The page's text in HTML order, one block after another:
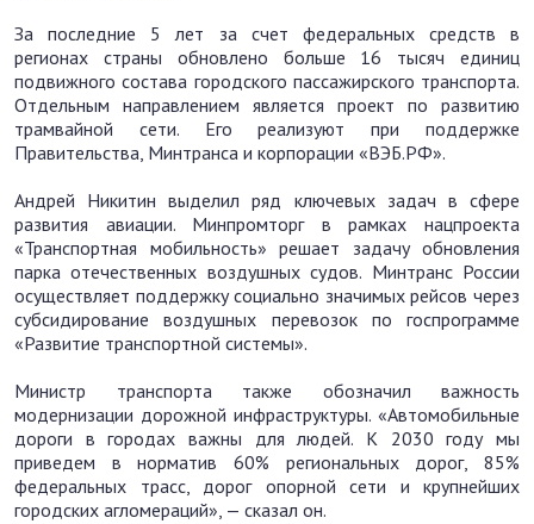
За последние 5 лет за счет федеральных средств в
регионах страны обновлено больше 16 тысяч единиц
подвижного состава городского пассажирского транспорта.
Отдельным направлением является проект по развитию
трамвайной сети. Его реализуют при поддержке
Правительства, Минтранса и корпорации «ВЭБ.РФ».
Андрей Никитин выделил ряд ключевых задач в сфере
развития авиации. Минпромторг в рамках нацпроекта
«Транспортная мобильность» решает задачу обновления
парка отечественных воздушных судов. Минтранс России
осуществляет поддержку социально значимых рейсов через
субсидирование воздушных перевозок по госпрограмме
«Развитие транспортной системы».
Министр транспорта также обозначил важность
модернизации дорожной инфраструктуры. «Автомобильные
дороги в городах важны для людей. К 2030 году мы
приведем в норматив 60% региональных дорог, 85%
федеральных трасс, дорог опорной сети и крупнейших
городских агломераций», — сказал он.